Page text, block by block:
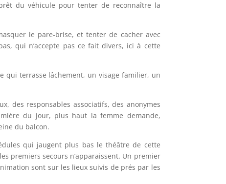
du véhicule pour tenter de reconnaître la
le pare-brise, et tenter de cacher avec
qui n’accepte pas ce fait divers, ici à cette
qui terrasse lâchement, un visage familier, un
des responsables associatifs, des anonymes
du jour, plus haut la femme demande,
du balcon.
qui jaugent plus bas le théâtre de cette
premiers secours n’apparaissent. Un premier
sont sur les lieux suivis de prés par les